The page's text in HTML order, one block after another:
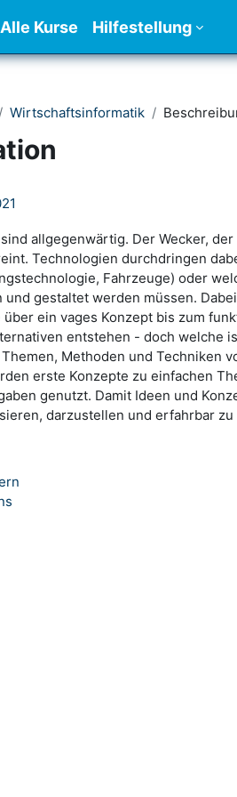
Alle Kurse Hilfestellung
Wirtschaftsinformatik
allgegenwärtig. Der Wecker,
Technologien durchdringen
Fahrzeuge) oder
gestaltet werden müssen.
ein vages Konzept bis zum
entstehen - doch welche
Methoden und Techniken
erste Konzepte zu einfachen
genutzt. Damit Ideen und
darzustellen und erfahrbar